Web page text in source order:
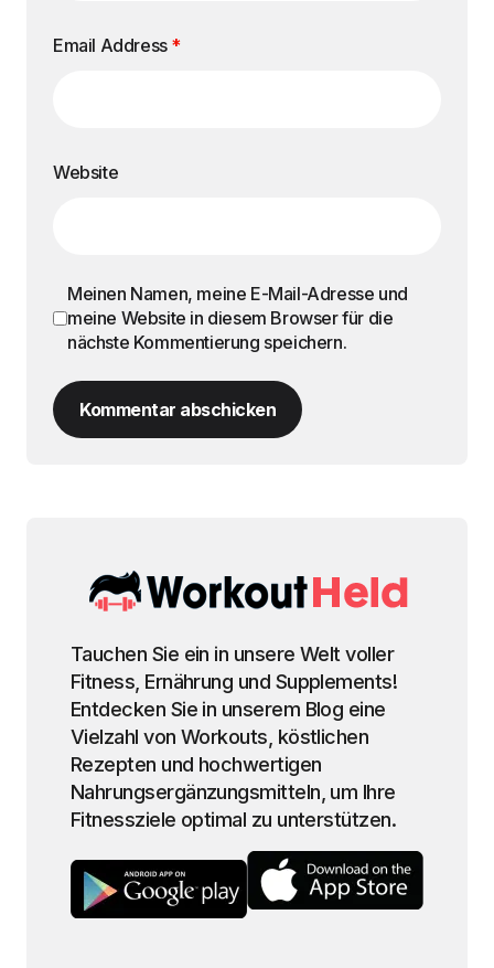
Email Address *
Website
Meinen Namen, meine E-Mail-Adresse und
meine Website in diesem Browser für die
nächste Kommentierung speichern.
Kommentar abschicken
Tauchen Sie ein in unsere Welt voller
Fitness, Ernährung und Supplements!
Entdecken Sie in unserem Blog eine
Vielzahl von Workouts, köstlichen
Rezepten und hochwertigen
Nahrungsergänzungsmitteln, um Ihre
Fitnessziele optimal zu unterstützen.